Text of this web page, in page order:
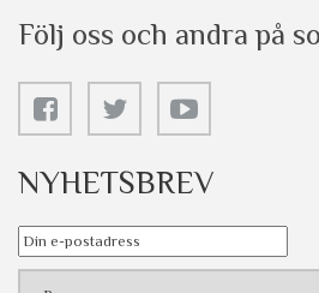
Följ oss och andra på
NYHETSBREV